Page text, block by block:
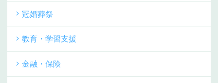
冠婚葬祭
教育・学習支援
金融・保険